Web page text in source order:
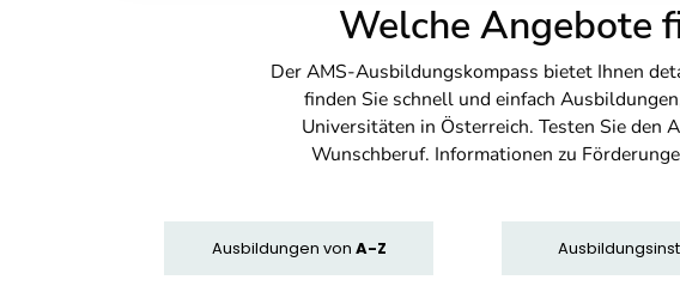
Welche Angebote
Der AMS-Ausbildungskompass bietet Ihnen
finden Sie schnell und einfach
Universitäten in Österreich. Testen Sie
Wunschberuf. Informationen zu
Ausbildungen von A-Z